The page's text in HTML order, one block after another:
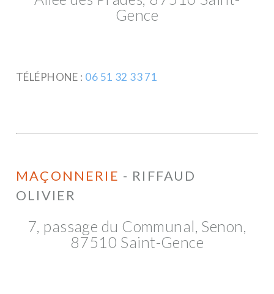
Gence
TÉLÉPHONE : 06 51 32 33 71
MAÇONNERIE - RIFFAUD
OLIVIER
7, passage du Communal, Senon,
87510 Saint-Gence